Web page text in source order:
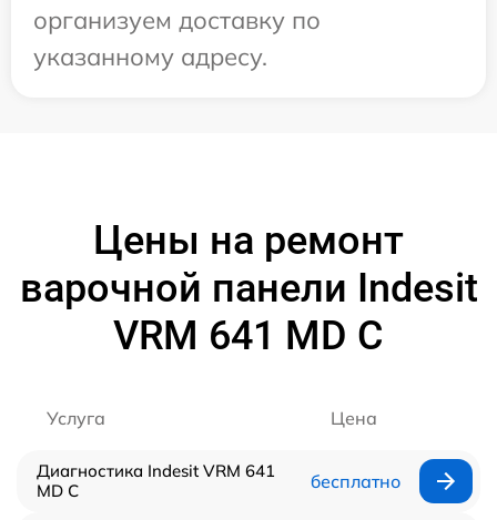
организуем доставку по
указанному адресу.
Цены на ремонт
варочной панели Indesit
VRM 641 MD C
Услуга Цена
Диагностика Indesit VRM 641
MD C
бесплатно